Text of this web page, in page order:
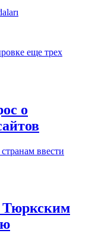
о
Тюркским